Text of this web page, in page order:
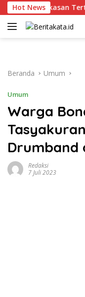
Langsung
ke
konten
Hot News
Pamekasan Tertibkan
Beranda Umum
Umum
Warga
Drumband
Redaksi
7 Juli 2023